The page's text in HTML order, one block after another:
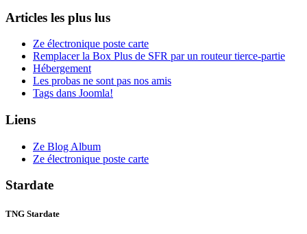
Articles les plus lus
Ze électronique poste carte
Remplacer la Box Plus de SFR par un routeur tierce-partie
Hébergement
Les probas ne sont pas nos amis
Tags dans Joomla!
Liens
Ze Blog Album
Ze électronique poste carte
Stardate
TNG Stardate